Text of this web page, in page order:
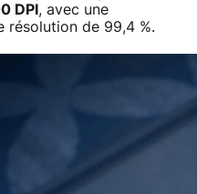
DPI , avec une
résolution de 99,4 %.